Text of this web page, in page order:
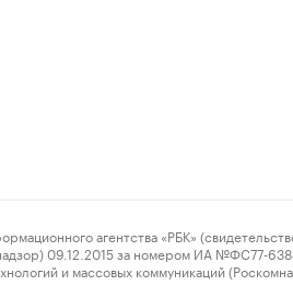
агентства «РБК»
09.12.2015 за номером ИА №ФС77-
и массовых коммуникаций